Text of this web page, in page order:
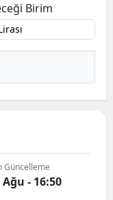
Birim
Güncelleme
Ağu - 16:50